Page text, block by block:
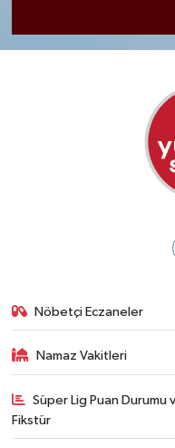
Nöbetçi Eczaneler
Namaz Vakitleri
Süper Lig Puan Durumu
Fikstür